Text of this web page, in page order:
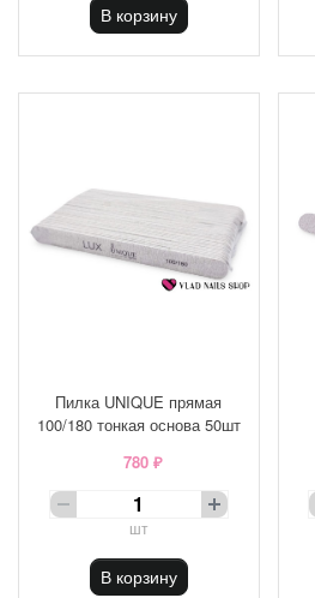
В корзину
Пилка UNIQUE прямая
100/180 тонкая основа 50шт
780 ₽
шт
В корзину